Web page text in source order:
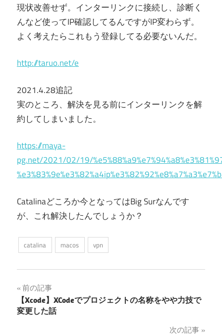
現状改善せず。インターリンクに接続し、診断く
んなど使ってIP確認してるんですがIP変わらず。
よく考えたらこれもう登録してる必要ないんだ。
http://taruo.net/e
2021.4.28追記
実のところ、解決を見る前にインターリンクを解
約してしまいました。
https://maya-
pg.net/2021/02/19/
Catalinaどころか今となってはBig Surなんです
が、これ解決したんでしょうか？
catalina macos vpn
投
稿
前の記事
【Xcode】XCodeでプロジェクトの名称をやや力技で
変更した話
次の記事